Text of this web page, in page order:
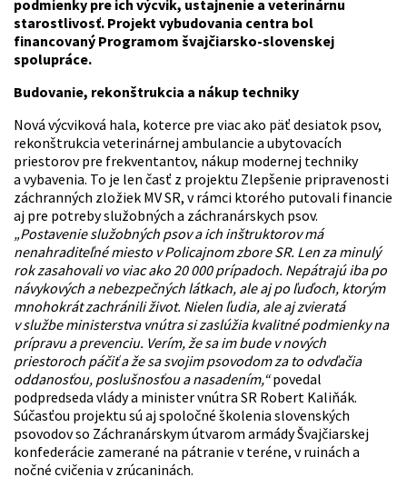
podmienky pre ich výcvik, ustajnenie a veterinárnu
starostlivosť. Projekt vybudovania centra bol
financovaný Programom švajčiarsko-slovenskej
spolupráce.
Budovanie, rekonštrukcia a nákup techniky
Nová výcviková hala, koterce pre viac ako päť desiatok psov,
rekonštrukcia veterinárnej ambulancie a ubytovacích
priestorov pre frekventantov, nákup modernej techniky
a vybavenia. To je len časť z projektu Zlepšenie pripravenosti
záchranných zložiek MV SR, v rámci ktorého putovali financie
aj pre potreby služobných a záchranárskych psov.
„Postavenie služobných psov a ich inštruktorov má
nenahraditeľné miesto v Policajnom zbore SR. Len za minulý
rok zasahovali vo viac ako 20 000 prípadoch. Nepátrajú iba po
návykových a nebezpečných látkach, ale aj po ľuďoch, ktorým
mnohokrát zachránili život. Nielen ľudia, ale aj zvieratá
v službe ministerstva vnútra si zaslúžia kvalitné podmienky na
prípravu a prevenciu. Verím, že sa im bude v nových
priestoroch páčiť a že sa svojim psovodom za to odvďačia
oddanosťou, poslušnosťou a nasadením,“povedal
podpredseda vlády a minister vnútra SR Robert Kaliňák.
Súčasťou projektu sú aj spoločné školenia slovenských
psovodov so Záchranárskym útvarom armády Švajčiarskej
konfederácie zamerané na pátranie v teréne, v ruinách a
nočné cvičenia v zrúcaninách.